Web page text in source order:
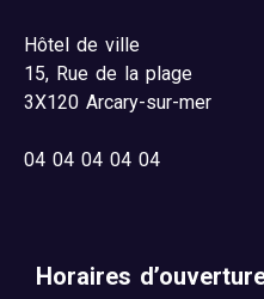
Hôtel de ville
15, Rue de la plage
3X120 Arcary-sur-mer
04 04 04 04 04
Horaires